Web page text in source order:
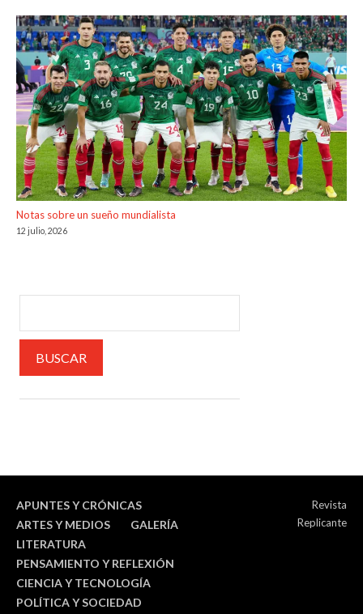
Notas sobre un sueño mundialista
12 julio, 2026
APUNTES Y CRÓNICAS
ARTES Y MEDIOS
GALERÍA
LITERATURA
PENSAMIENTO Y REFLEXIÓN
CIENCIA Y TECNOLOGÍA
POLÍTICA Y SOCIEDAD
Revista
Replicante